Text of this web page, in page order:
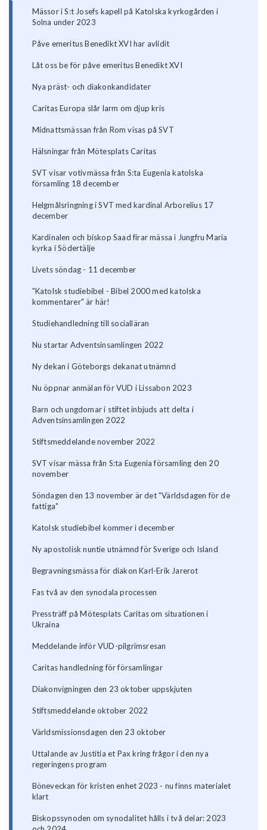
Mässor i S:t Josefs kapell på Katolska kyrkogården i
Solna under 2023
Påve emeritus Benedikt XVI har avlidit
Låt oss be för påve emeritus Benedikt XVI
Nya präst- och diakonkandidater
Caritas Europa slår larm om djup kris
Midnattsmässan från Rom visas på SVT
Hälsningar från Mötesplats Caritas
SVT visar votivmässa från S:ta Eugenia katolska
församling 18 december
Helgmålsringning i SVT med kardinal Arborelius 17
december
Kardinalen och biskop Saad firar mässa i Jungfru Maria
kyrka i Södertälje
Livets söndag - 11 december
"Katolsk studiebibel - Bibel 2000 med katolska
kommentarer" är här!
Studiehandledning till socialläran
Nu startar Adventsinsamlingen 2022
Ny dekan i Göteborgs dekanat utnämnd
Nu öppnar anmälan för VUD i Lissabon 2023
Barn och ungdomar i stiftet inbjuds att delta i
Adventsinsamlingen 2022
Stiftsmeddelande november 2022
SVT visar mässa från S:ta Eugenia församling den 20
november
Söndagen den 13 november är det "Världsdagen för de
fattiga"
Katolsk studiebibel kommer i december
Ny apostolisk nuntie utnämnd för Sverige och Island
Begravningsmässa för diakon Karl-Erik Jarerot
Fas två av den synodala processen
Pressträff på Mötesplats Caritas om situationen i
Ukraina
Meddelande inför VUD-pilgrimsresan
Caritas handledning för församlingar
Diakonvigningen den 23 oktober uppskjuten
Stiftsmeddelande oktober 2022
Världsmissionsdagen den 23 oktober
Uttalande av Justitia et Pax kring frågor i den nya
regeringens program
Böneveckan för kristen enhet 2023 - nu finns materialet
klart
Biskopssynoden om synodalitet hålls i två delar: 2023